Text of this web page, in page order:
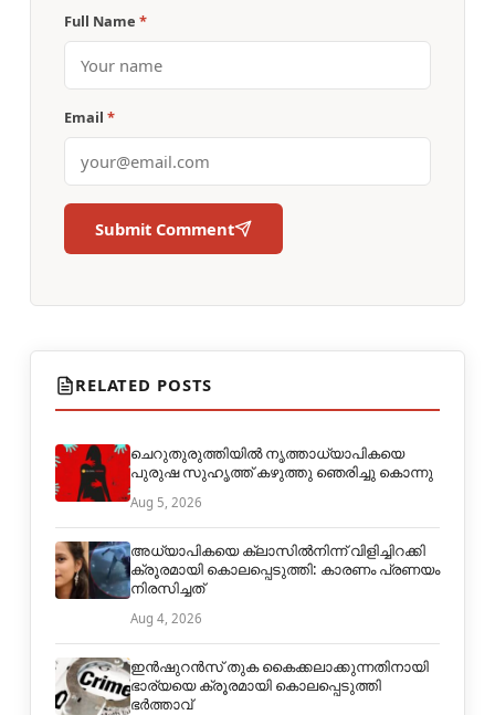
Full Name *
Email *
Submit Comment
RELATED POSTS
ചെറുതുരുത്തിയില്‍ നൃത്താധ്യാപികയെ
പുരുഷ സുഹൃത്ത് കഴുത്തു ഞെരിച്ചു കൊന്നു
Aug 5, 2026
അധ്യാപികയെ ക്ലാസിൽനിന്ന് വിളിച്ചിറക്കി
ക്രൂരമായി കൊലപ്പെടുത്തി: കാരണം പ്രണയം
നിരസിച്ചത്
Aug 4, 2026
ഇൻഷുറൻസ് തുക കൈക്കലാക്കുന്നതിനായി
ഭാര്യയെ ക്രൂരമായി കൊലപ്പെടുത്തി
ഭർത്താവ്